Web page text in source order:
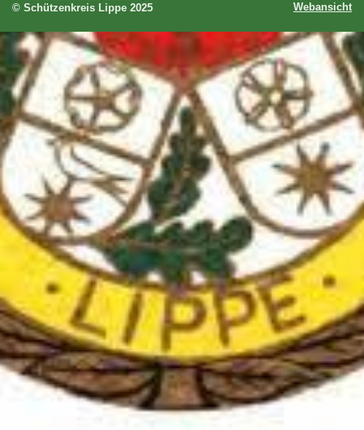
© Schützenkreis Lippe 2025
Webansicht